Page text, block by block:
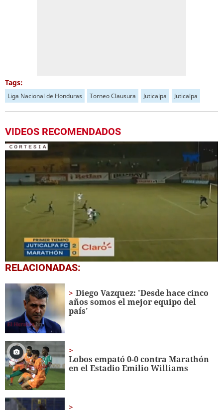
Tags:
Liga Nacional de Honduras Torneo Clausura Juticalpa Juticalpa
VIDEOS RECOMENDADOS
0
seconds
minutes,
seconds
RELACIONADAS:
Diego Vazquez: 'Desde hace cinco
años somos el mejor equipo del
país'
Lobos empató 0-0 contra Marathón
en el Estadio Emilio Williams